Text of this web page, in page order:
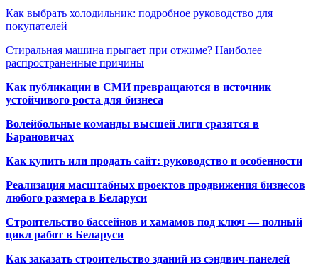
Как выбрать холодильник: подробное руководство для
покупателей
Стиральная машина прыгает при отжиме? Наиболее
распространенные причины
Как публикации в СМИ превращаются в источник
устойчивого роста для бизнеса
Волейбольные команды высшей лиги сразятся в
Барановичах
Как купить или продать сайт: руководство и особенности
Реализация масштабных проектов продвижения бизнесов
любого размера в Беларуси
Строительство бассейнов и хамамов под ключ — полный
цикл работ в Беларуси
Как заказать строительство зданий из сэндвич-панелей